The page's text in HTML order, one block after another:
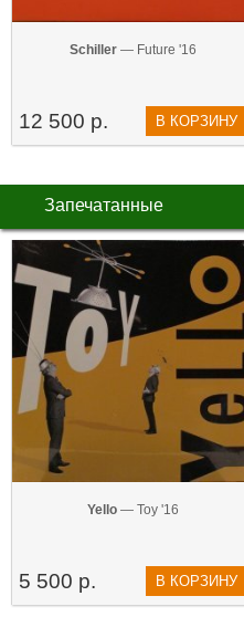
Schiller — Future '16
12 500 р. В КОРЗИНУ
Запечатанные
Yello — Toy '16
5 500 р. В КОРЗИНУ